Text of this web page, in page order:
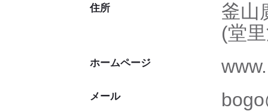
住所
釜山
(堂
ホームページ
メール